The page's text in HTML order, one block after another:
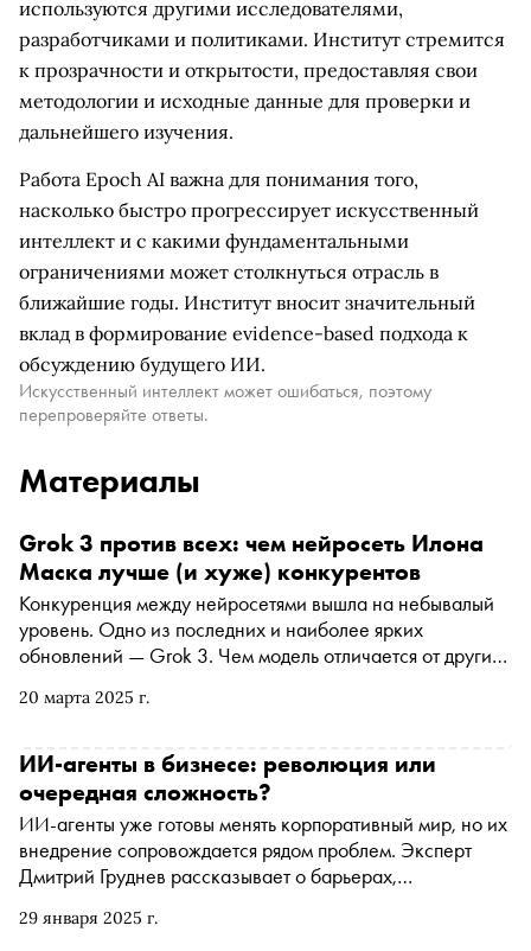
используются другими исследователями,
разработчиками и политиками. Институт стремится
к прозрачности и открытости, предоставляя свои
методологии и исходные данные для проверки и
дальнейшего изучения.
Работа Epoch AI важна для понимания того,
насколько быстро прогрессирует искусственный
интеллект и с какими фундаментальными
ограничениями может столкнуться отрасль в
ближайшие годы. Институт вносит значительный
вклад в формирование evidence-based подхода к
обсуждению будущего ИИ.
Искусственный интеллект может ошибаться, поэтому
перепроверяйте ответы.
Материалы
20 марта 2025 г.
Grok 3 против всех: чем нейросеть Илона
Маска лучше (и хуже) конкурентов
Конкуренция между нейросетями вышла на небывалый
уровень. Одно из последних и наиболее ярких
обновлений — Grok 3. Чем модель отличается от других,
ИИ в ближайшие годы, рассказывает AI-евангелист и
Нотевский
29 января 2025 г.
ИИ-агенты в бизнесе: революция или
очередная сложность?
ИИ-агенты уже готовы менять корпоративный мир, но их
внедрение сопровождается рядом проблем. Эксперт
Дмитрий Груднев рассказывает о барьерах,
трансформировать бизнес